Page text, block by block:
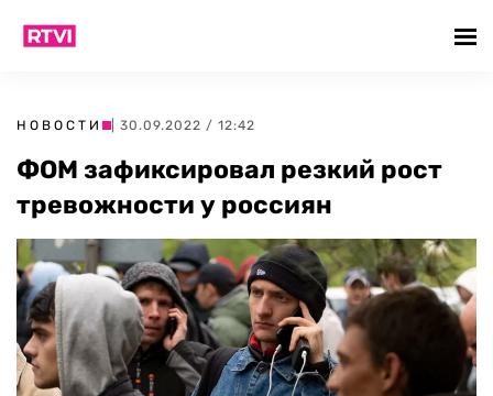
НОВОСТИ | 30.09.2022 / 12:42
ФОМ зафиксировал резкий рост
тревожности у россиян